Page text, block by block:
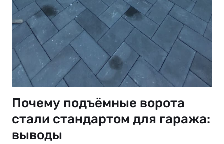
Почему подъёмные ворота
стали стандартом для гаража:
выводы